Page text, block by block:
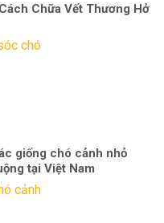
Chữa Vết Thương Hở
chó
giống chó cảnh nhỏ
tại Việt Nam
cảnh